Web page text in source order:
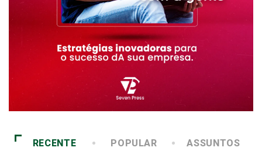
RECENTE POPULAR ASSUNTOS